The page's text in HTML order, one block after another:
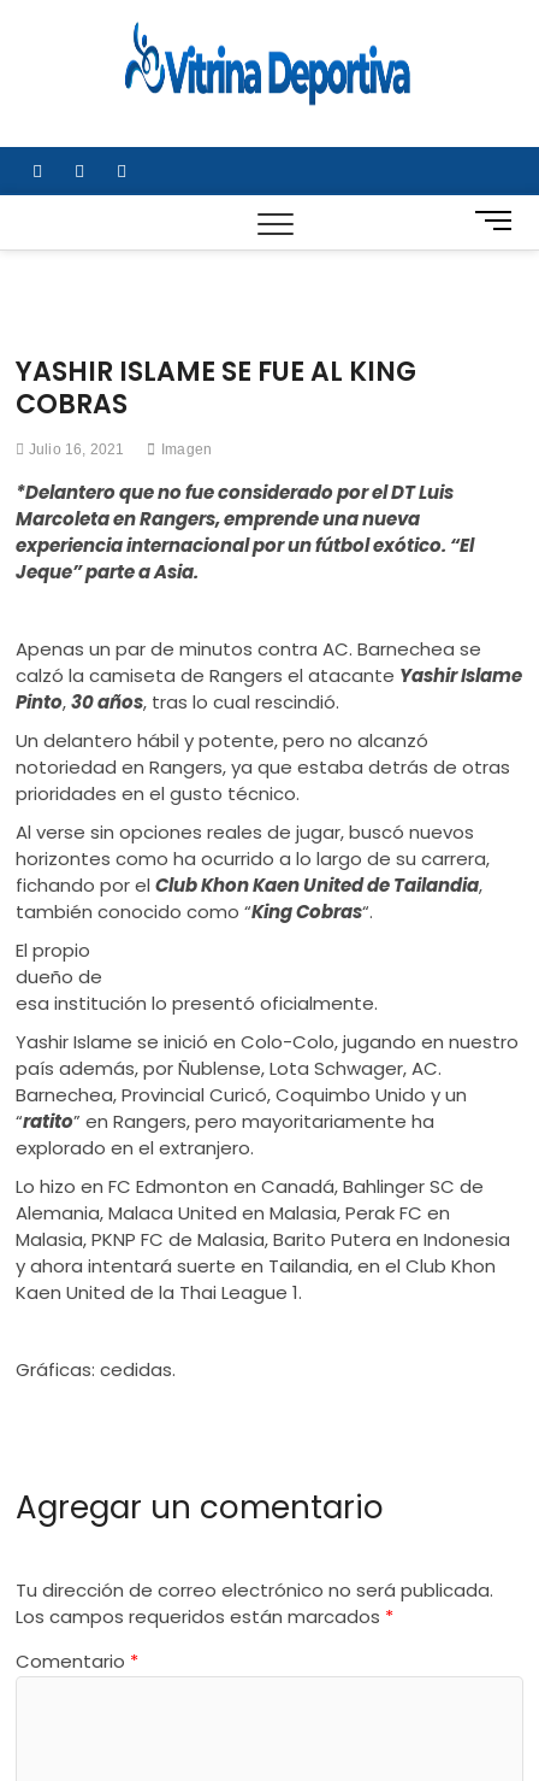
facebooktwitterinstagram
B
o
YASHIR ISLAME SE FUE AL KING
COBRAS
Julio 16, 2021 Imagen
*Delantero que no fue considerado por el DT Luis
Marcoleta en Rangers, emprende una nueva
experiencia internacional por un fútbol exótico. “El
Jeque” parte a Asia.
Apenas un par de minutos contra AC. Barnechea se
calzó la camiseta de Rangers el atacante Yashir Islame
Pinto,30 años, tras lo cual rescindió.
Un delantero hábil y potente, pero no alcanzó
notoriedad en Rangers, ya que estaba detrás de otras
prioridades en el gusto técnico.
Al verse sin opciones reales de jugar, buscó nuevos
horizontes como ha ocurrido a lo largo de su carrera,
fichando por elClub Khon Kaen United de Tailandia,
también conocido como “King Cobras“.
El propio
dueño de
esa institución lo presentó oficialmente.
Yashir Islame se inició en Colo-Colo, jugando en nuestro
país además, por Ñublense, Lota Schwager, AC.
Barnechea, Provincial Curicó, Coquimbo Unido y un
“ratito” en Rangers, pero mayoritariamente ha
explorado en el extranjero.
Lo hizo en FC Edmonton en Canadá, Bahlinger SC de
Alemania, Malaca United en Malasia, Perak FC en
Malasia, PKNP FC de Malasia, Barito Putera en Indonesia
y ahora intentará suerte en Tailandia, en el Club Khon
Kaen United de la Thai League 1.
Gráficas: cedidas.
Agregar un comentario
Tu dirección de correo electrónico no será publicada.
Los campos requeridos están marcados *
Comentario *